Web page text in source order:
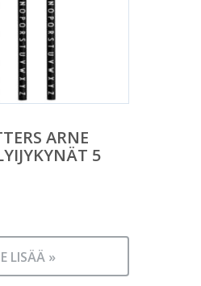
ARNE
5
LISÄÄ »